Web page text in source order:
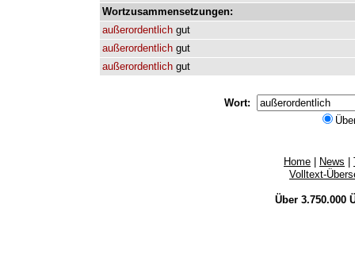
Wortzusammensetzungen:
außerordentlich gut
außerordentlich gut
außerordentlich gut
Wort:
Home News
Volltext-
Über 3.750.000